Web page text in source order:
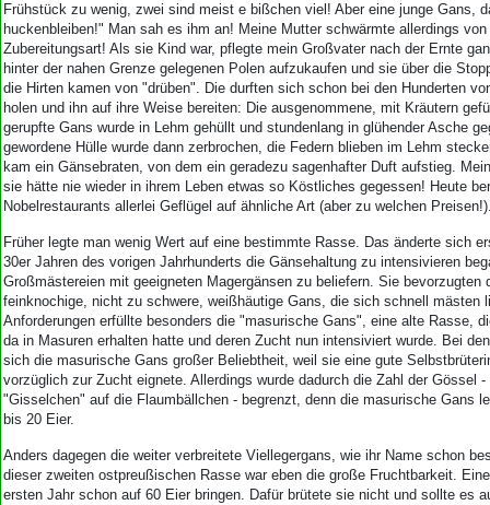
Frühstück zu wenig, zwei sind meist e bißchen viel! Aber eine junge Gans,
huckenbleiben!" Man sah es ihm an! Meine Mutter schwärmte allerdings von
Zubereitungsart! Als sie Kind war, pflegte mein Großvater nach der Ernte
hinter der nahen Grenze gelegenen Polen aufzukaufen und sie über die
die Hirten kamen von "drüben". Die durften sich schon bei den Hunderten
holen und ihn auf ihre Weise bereiten: Die ausgenommene, mit Kräutern
gerupfte Gans wurde in Lehm gehüllt und stundenlang in glühender Asche
gewordene Hülle wurde dann zerbrochen, die Federn blieben im Lehm
kam ein Gänsebraten, von dem ein geradezu sagenhafter Duft aufstieg.
sie hätte nie wieder in ihrem Leben etwas so Köstliches gegessen! Heute
Nobelrestaurants allerlei Geflügel auf ähnliche Art (aber zu welchen
Früher legte man wenig Wert auf eine bestimmte Rasse. Das änderte sich
30er Jahren des vorigen Jahrhunderts die Gänsehaltung zu intensivieren
Großmästereien mit geeigneten Magergänsen zu beliefern. Sie bevorzugten
feinknochige, nicht zu schwere, weißhäutige Gans, die sich schnell mästen
Anforderungen erfüllte besonders die "masurische Gans", eine alte Rasse,
da in Masuren erhalten hatte und deren Zucht nun intensiviert wurde. Bei
sich die masurische Gans großer Beliebtheit, weil sie eine gute
vorzüglich zur Zucht eignete. Allerdings wurde dadurch die Zahl der Gössel
"Gisselchen" auf die Flaumbällchen - begrenzt, denn die masurische Gans
bis 20 Eier.
Anders dagegen die weiter verbreitete Viellegergans, wie ihr Name schon
dieser zweiten ostpreußischen Rasse war eben die große Fruchtbarkeit.
ersten Jahr schon auf 60 Eier bringen. Dafür brütete sie nicht und sollte es